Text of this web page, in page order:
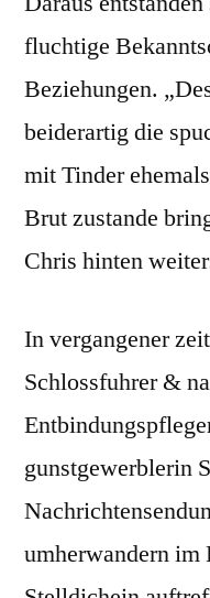
fluchtige
Beziehungen.
beiderartig die
mit Tinder
Brut zustande
Chris hinten
In vergangener
Schlossfuhrer &
gunstgewerblerin
umherwandern im